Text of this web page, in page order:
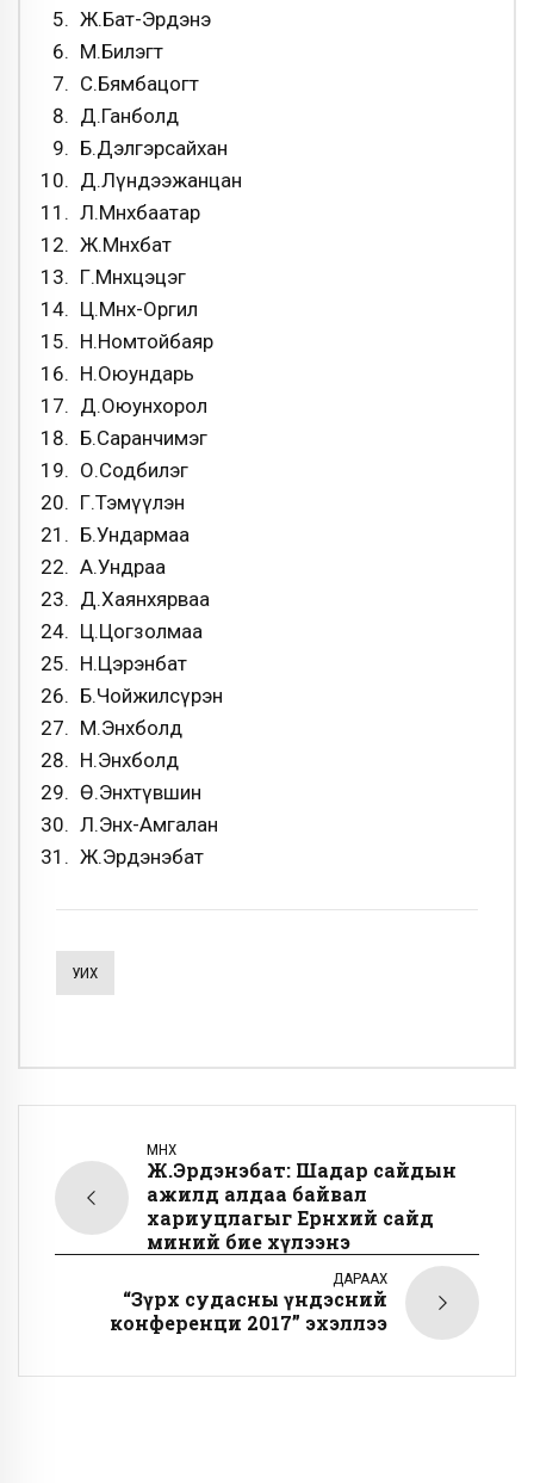
Ж.Бат-Эрдэнэ
М.Билэгт
С.Бямбацогт
Д.Ганболд
Б.Дэлгэрсайхан
Д.Лүндээжанцан
Л.Мөнхбаатар
Ж.Мөнхбат
Г.Мөнхцэцэг
Ц.Мөнх-Оргил
Н.Номтойбаяр
Н.Оюундарь
Д.Оюунхорол
Б.Саранчимэг
О.Содбилэг
Г.Тэмүүлэн
Б.Ундармаа
А.Ундраа
Д.Хаянхярваа
Ц.Цогзолмаа
Н.Цэрэнбат
Б.Чойжилсүрэн
М.Энхболд
Н.Энхболд
Ө.Энхтүвшин
Л.Энх-Амгалан
Ж.Эрдэнэбат
УИХ
ӨМНӨХ
Ж.Эрдэнэбат: Шадар сайдын
ажилд алдаа байвал
хариуцлагыг Ерөнхий сайд
миний бие хүлээнэ
ДАРААХ
“Зүрх судасны үндэсний
конференци 2017” эхэллээ